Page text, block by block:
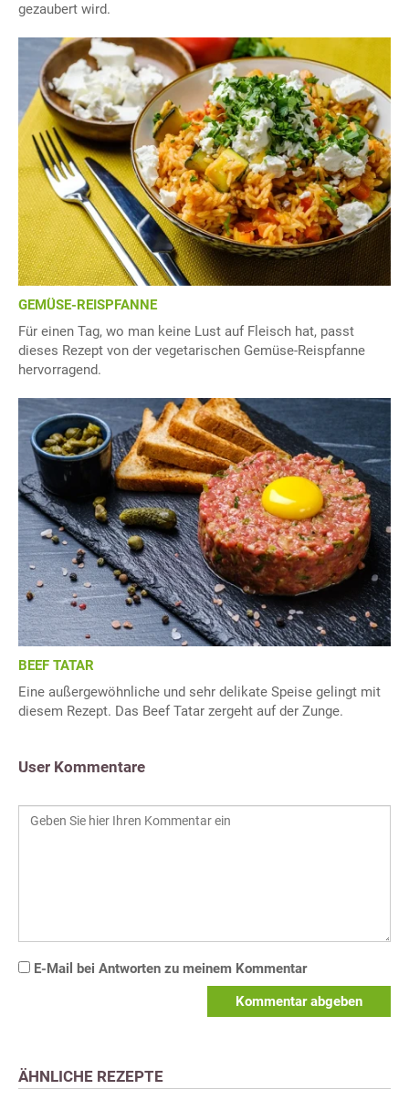
gezaubert wird.
GEMÜSE-REISPFANNE
Für einen Tag, wo man keine Lust auf Fleisch hat, passt
dieses Rezept von der vegetarischen Gemüse-Reispfanne
hervorragend.
BEEF TATAR
Eine außergewöhnliche und sehr delikate Speise gelingt mit
diesem Rezept. Das Beef Tatar zergeht auf der Zunge.
User Kommentare
E-Mail bei Antworten zu meinem Kommentar
Kommentar abgeben
ÄHNLICHE REZEPTE